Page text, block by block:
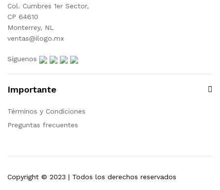
Col. Cumbres 1er Sector,
CP 64610
Monterrey, NL
ventas@ilogo.mx
Síguenos
Importante
Términos y Condiciones
Preguntas frecuentes
Copyright © 2023 | Todos los derechos reservados